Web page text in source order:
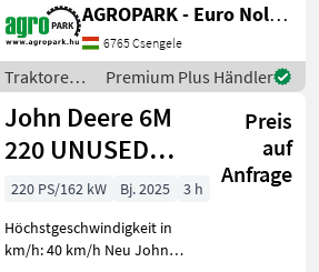
CommandQuad Plus Eco
20/20 40 km/h, gefederte
Achse, gefederte Kabine,
SF7500 AutoTrac,
Druckluftbremse,
AGROPARK - Euro Noliker Kft.
6765 Csengele
Traktoren /
John Deere
Premium Plus Händler
John Deere 6M
220 UNUSED
CommandQuad
Plus Eco 20/20
40 km/h
Preis
auf
Anfrage
220 PS/162 kW Bj. 2025
3 h
Höchstgeschwindigkeit in
km/h: 40 km/h Neu John